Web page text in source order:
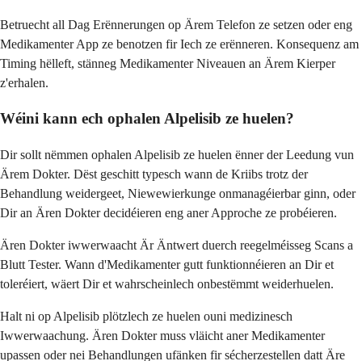
Betruecht all Dag Erënnerungen op Ärem Telefon ze setzen oder eng
Medikamenter App ze benotzen fir Iech ze erënneren. Konsequenz am
Timing hëlleft, stänneg Medikamenter Niveauen an Ärem Kierper
z'erhalen.
Wéini kann ech ophalen Alpelisib ze huelen?
Dir sollt nëmmen ophalen Alpelisib ze huelen ënner der Leedung vun
Ärem Dokter. Dëst geschitt typesch wann de Kriibs trotz der
Behandlung weidergeet, Niewewierkunge onmanagéierbar ginn, oder
Dir an Ären Dokter decidéieren eng aner Approche ze probéieren.
Ären Dokter iwwerwaacht Är Äntwert duerch reegelméisseg Scans a
Blutt Tester. Wann d'Medikamenter gutt funktionnéieren an Dir et
toleréiert, wäert Dir et wahrscheinlech onbestëmmt weiderhuelen.
Halt ni op Alpelisib plötzlech ze huelen ouni medizinesch
Iwwerwaachung. Ären Dokter muss vläicht aner Medikamenter
upassen oder nei Behandlungen ufänken fir sécherzestellen datt Äre